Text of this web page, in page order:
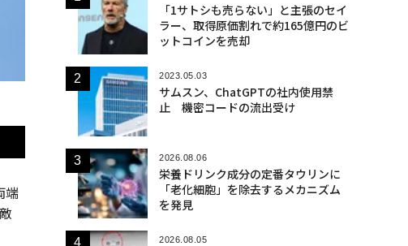
端
「1サトシも売らない」と主張のセイ
ラー、取得原価割れで約165億円のビ
ットコインを売却
2023.05.03
サムスン、ChatGPTの社内使用禁
止 機密コードの流出受け
2026.08.06
栄養ドリンク成分の定番タウリンに
「老化細胞」を除去するメカニズム
を発見
2026.08.05